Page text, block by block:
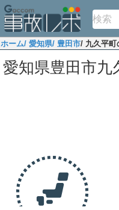
ホーム/ 愛知県/ 豊田市/ 九久平町
愛知県豊田市九